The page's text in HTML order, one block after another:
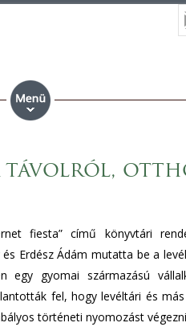
távolról,
fiesta” című könyvtári
Erdész Ádám mutatta be a
egy gyomai származású
fel, hogy levéltári és
történeti nyomozást